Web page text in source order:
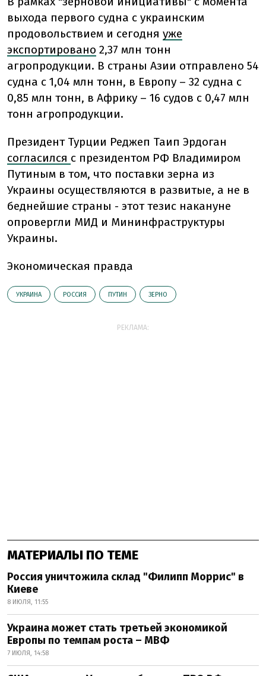
выхода первого судна с украинским
продовольствием и сегодня уже
экспортировано 2,37 млн ​​тонн
агропродукции. В страны Азии отправлено 54
судна с 1,04 млн тонн, в Европу – 32 судна с
0,85 млн тонн, в Африку – 16 судов с 0,47 млн ​​
тонн агропродукции.
Президент Турции Реджеп Таип Эрдоган
согласился с президентом РФ Владимиром
Путиным в том, что поставки зерна из
Украины осуществляются в развитые, а не в
беднейшие страны - этот тезис накануне
опровергли МИД и Мининфраструктуры
Украины.
Экономическая правда
УКРАИНА РОССИЯ ПУТИН ЗЕРНО
РЕКЛАМА:
МАТЕРИАЛЫ ПО ТЕМЕ
Россия уничтожила склад "Филипп Моррис" в
Киеве
8 ИЮЛЯ, 11:55
Украина может стать третьей экономикой
Европы по темпам роста – МВФ
7 ИЮЛЯ, 14:58